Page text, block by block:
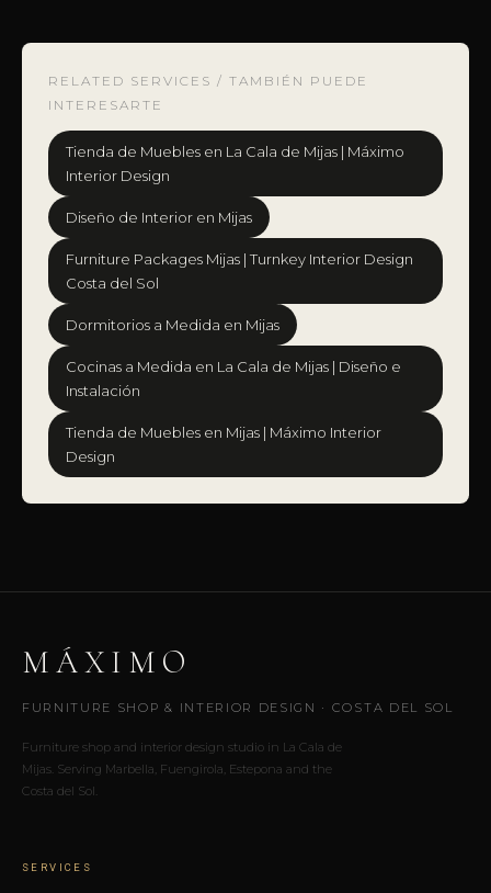
RELATED SERVICES / TAMBIÉN PUEDE
INTERESARTE
Tienda de Muebles en La Cala de Mijas | Máximo
Interior Design
Diseño de Interior en Mijas
Furniture Packages Mijas | Turnkey Interior Design
Costa del Sol
Dormitorios a Medida en Mijas
Cocinas a Medida en La Cala de Mijas | Diseño e
Instalación
Tienda de Muebles en Mijas | Máximo Interior
Design
MÁXIMO
FURNITURE SHOP & INTERIOR DESIGN · COSTA DEL SOL
Furniture shop and interior design studio in La Cala de
Mijas. Serving Marbella, Fuengirola, Estepona and the
Costa del Sol.
SERVICES